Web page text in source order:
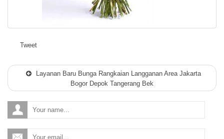
Tweet
Layanan Baru Bunga Rangkaian Langganan Area Jakarta
Bogor Depok Tangerang Bek